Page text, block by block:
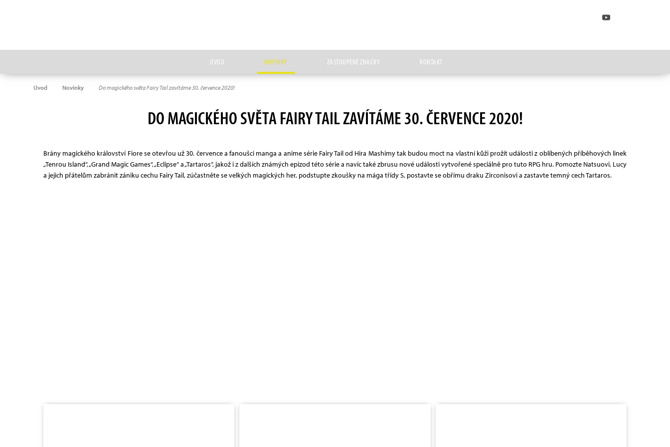
ÚVOD NOVINKY ZASTOUPENÉ ZNAČKY KONTAKT
Úvod Novinky Do magického světa Fairy Tail zavítáme 30. července 2020!
DO MAGICKÉHO SVĚTA FAIRY TAIL ZAVÍTÁME 30. ČERVENCE 2020!
Brány magického království Fiore se otevřou už 30. července a fanoušci manga a anime série Fairy Tail od Hira Mashimy tak budou moct na vlastní kůži prožít události z oblíbených příběhových linek
„Tenrou Island“, „Grand Magic Games“, „Eclipse“ a „Tartaros“, jakož i z dalších známých epizod této série a navíc také zbrusu nové události vytvořené speciálně pro tuto RPG hru. Pomozte Natsuovi, Lucy
a jejich přátelům zabránit zániku cechu Fairy Tail, zúčastněte se velkých magických her, podstupte zkoušky na mága třídy S, postavte se obřímu draku Zirconisovi a zastavte temný cech Tartaros.